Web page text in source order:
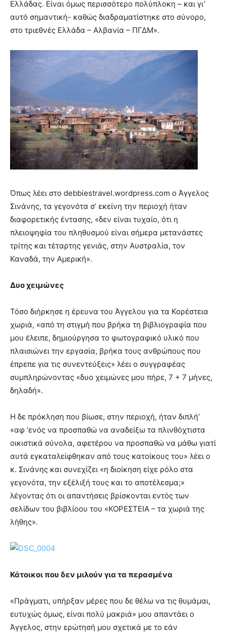
Ελλάδας. Είναι όμως περισσότερο πολύπλοκη – και γι’
αυτό σημαντική- καθώς διαδραματίστηκε στο σύνορο,
στο τριεθνές Ελλάδα – Αλβανία – ΠΓΔΜ».
Όπως λέει στο debbiestravel.wordpress.com ο Άγγελος
Σινάνης, τα γεγονότα σ’ εκείνη την περιοχή ήταν
διαφορετικής έντασης, «δεν είναι τυχαίο, ότι η
πλειοψηφία του πληθυσμού είναι σήμερα μετανάστες
τρίτης και τέταρτης γενιάς, στην Αυστραλία, τον
Καναδά, την Αμερική».
Δυο χειμώνες
Τόσο διήρκησε η έρευνα του Άγγελου για τα Κορέστεια
χωριά, «από τη στιγμή που βρήκα τη βιβλιογραφία που
μου έλειπε, δημιούργησα το φωτογραφικό υλικό που
πλαισιώνει την εργασία, βρήκα τους ανθρώπους που
έπρεπε για τις συνεντεύξεις» λέει ο συγγραφέας
συμπληρώνοντας «δυο χειμώνες μου πήρε, 7 + 7 μήνες,
δηλαδή».
Η δε πρόκληση που βίωσε, στην περιοχή, ήταν διπλή’
«αφ ‘ενός να προσπαθώ να αναδείξω τα πλινθόχτιστα
οικιστικά σύνολα, αφετέρου να προσπαθώ να μάθω γιατί
αυτά εγκαταλείφθηκαν από τους κατοίκους του» λέει ο
κ. Σινάνης και συνεχίζει «η διοίκηση είχε ρόλο στα
γεγονότα, την εξέλιξή τους και το αποτέλεσμα;»
λέγοντας ότι οι απαντήσεις βρίσκονται εντός των
σελίδων του βιβλίοου του «ΚΟΡΕΣΤΕΙΑ – τα χωριά της
λήθης».
Κάτοικοι που δεν μιλούν για τα περασμένα
«Πράγματι, υπήρξαν μέρες που δε θέλω να τις θυμάμαι,
ευτυχώς όμως, είναι πολύ μακριά» μου απαντάει ο
Άγγελος, στην ερώτησή μου σχετικά με το εάν